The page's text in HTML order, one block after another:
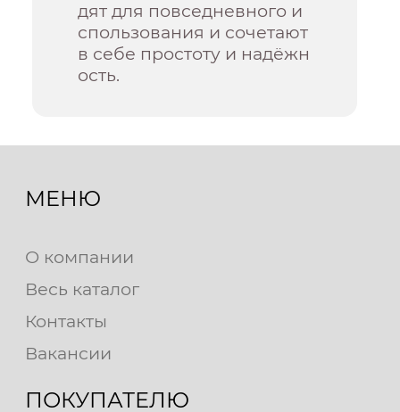
дят для повседневного и
спользования и сочетают
в себе простоту и надёжн
ость.
МЕНЮ
О компании
Весь каталог
Контакты
Вакансии
ПОКУПАТЕЛЮ